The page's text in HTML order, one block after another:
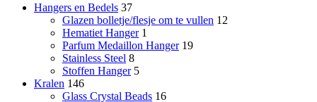
Hangers en Bedels 37
Glazen bolletje/flesje om te vullen 12
Hematiet Hanger 1
Parfum Medaillon Hanger 19
Stainless Steel 8
Stoffen Hanger 5
Kralen 146
Glass Crystal Beads 16